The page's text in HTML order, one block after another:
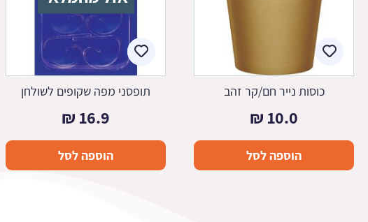
כוסות נייר חם/קר זהב
10.0
₪
הוספה לסל
תופסני מפה שקופים לשולחן
16.9
₪
הוספה לסל